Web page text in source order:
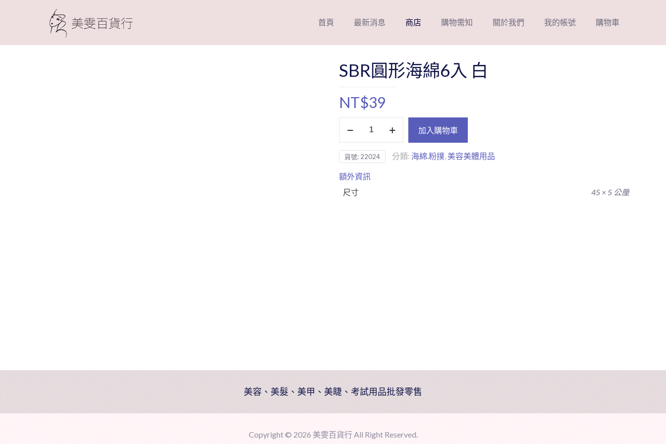
首頁 最新消息 商店 購物需知 關於我們 我的帳號 購物車
SBR圓形海綿6入 白
NT$39
海
6
入
加入購物車
貨號: 22024 分類: 海綿.粉撲, 美容美體用品
額外資訊
尺寸
45 × 5 公厘
美容、美髮、美甲、美睫、考試用品批發零售
Copyright © 2026 美雯百貨行 All Right Reserved.